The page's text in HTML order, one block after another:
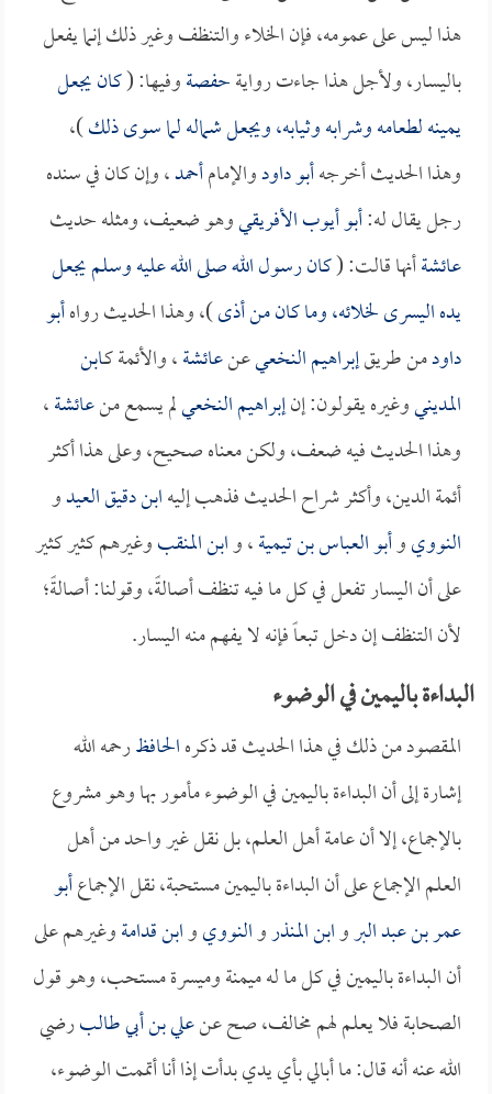
هذا ليس على عمومه، فإن الخلاء والتنظف وغير ذلك إنما يفعل
باليسار، ولأجل هذا جاءت روايةحفصةوفيها: (كان يجعل
يمينه لطعامه وشرابه وثيابه، ويجعل شماله لما سوى ذلك)،
وهذا الحديث أخرجهأبو داودوالإمامأحمد، وإن كان في سنده
رجل يقال له:أبو أيوب الأفريقيوهو ضعيف، ومثله حديث
عائشةأنها قالت: (كان رسول الله صلى الله عليه وسلم يجعل
يده اليسرى لخلائه، وما كان من أذى)، وهذا الحديث رواهأبو
داودمن طريقإبراهيم النخعيعنعائشة، والأئمة كـابن
المدينيوغيره يقولون: إنإبراهيم النخعيلم يسمع منعائشة،
وهذا الحديث فيه ضعف، ولكن معناه صحيح، وعلى هذا أكثر
أئمة الدين، وأكثر شراح الحديث فذهب إليهابن دقيق العيدو
النوويوأبو العباس بن تيمية، وابن المنقبوغيرهم كثير كثير
على أن اليسار تفعل في كل ما فيه تنظف أصالةً، وقولنا: أصالةً؛
لأن التنظف إن دخل تبعاً فإنه لا يفهم منه اليسار.
البداءة باليمين في الوضوء
المقصود من ذلك في هذا الحديث قد ذكرهالحافظرحمه الله
إشارة إلى أن البداءة باليمين في الوضوء مأمور بها وهو مشروع
بالإجماع، إلا أن عامة أهل العلم، بل نقل غير واحد من أهل
العلم الإجماع على أن البداءة باليمين مستحبة، نقل الإجماعأبو
عمر بن عبد البروابن المنذروالنوويوابن قدامةوغيرهم على
أن البداءة باليمين في كل ما له ميمنة وميسرة مستحب، وهو قول
الصحابة فلا يعلم لهم مخالف، صح عنعلي بن أبي طالبرضي
الله عنه أنه قال: ما أبالي بأي يدي بدأت إذا أنا أتممت الوضوء،